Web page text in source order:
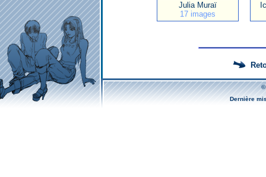
Julia Muraï
17 images
©
Dernière